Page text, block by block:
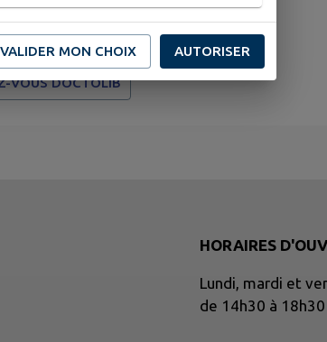
VOUS DOCTOLIB
HORAIRES
Lundi, mardi et
de 14h30 à 18h30
VALIDER MON CHOIX AUTORISER